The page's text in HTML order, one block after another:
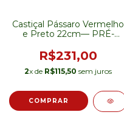
Castiçal Pássaro Vermelho
e Preto 22cm— PRÉ-
R$231,00
2x de R$115,50 sem juros